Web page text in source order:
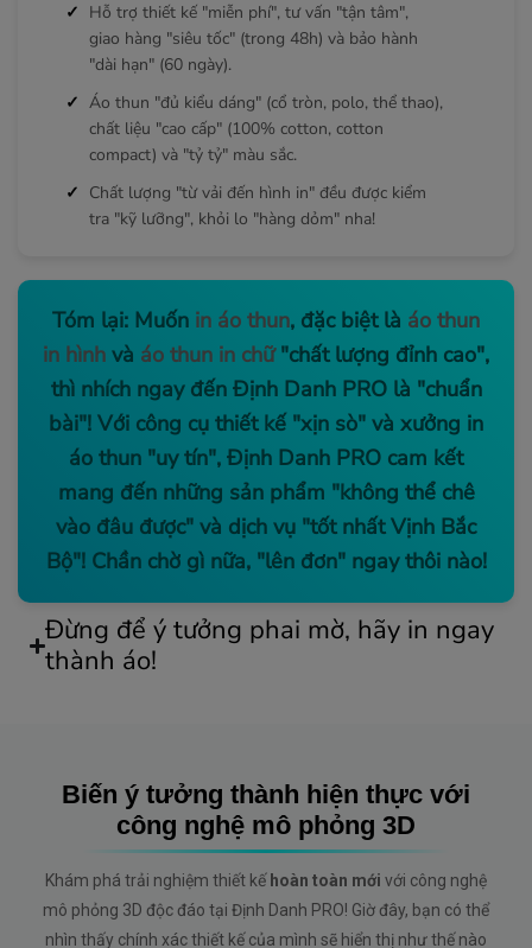
Hỗ trợ thiết kế "miễn phí", tư vấn "tận tâm",
giao hàng "siêu tốc" (trong 48h) và bảo hành
"dài hạn" (60 ngày).
Áo thun "đủ kiểu dáng" (cổ tròn, polo, thể thao),
chất liệu "cao cấp" (100% cotton, cotton
compact) và "tỷ tỷ" màu sắc.
Chất lượng "từ vải đến hình in" đều được kiểm
tra "kỹ lưỡng", khỏi lo "hàng dỏm" nha!
Tóm lại: Muốn in áo thun, đặc biệt là áo thun
in hình và áo thun in chữ"chất lượng đỉnh cao",
thì nhích ngay đến Định Danh PRO là "chuẩn
bài"! Với công cụ thiết kế "xịn sò" và xưởng in
áo thun "uy tín", Định Danh PRO cam kết
mang đến những sản phẩm "không thể chê
vào đâu được" và dịch vụ "tốt nhất Vịnh Bắc
Bộ"! Chần chờ gì nữa, "lên đơn" ngay thôi nào!
Đừng để ý tưởng phai mờ, hãy in ngay
thành áo!
Biến ý tưởng thành hiện thực với
công nghệ mô phỏng 3D
Khám phá trải nghiệm thiết kế hoàn toàn mới với công nghệ
mô phỏng 3D độc đáo tại Định Danh PRO! Giờ đây, bạn có thể
nhìn thấy chính xác thiết kế của mình sẽ hiển thị như thế nào